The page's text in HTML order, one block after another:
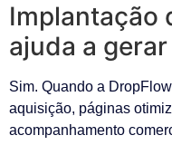
Implantação
ajuda a
Sim. Quando a
aquisição, páginas
acompanhamento